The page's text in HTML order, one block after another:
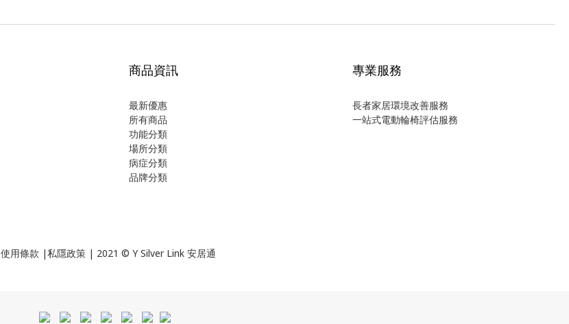
商品資訊
最新優惠
所有商品
功能分類
場所分類
病症分類
品牌分類
專業服務
長者家居環境改善服務
一站式電動輪椅評估服務
使用條款 |私隱政策 | 2021 © Y Silver Link 安居通